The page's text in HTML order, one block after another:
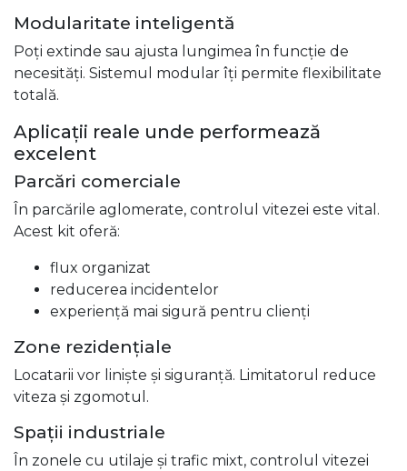
Modularitate inteligentă
Poți extinde sau ajusta lungimea în funcție de
necesități. Sistemul modular îți permite flexibilitate
totală.
Aplicații reale unde performează
excelent
Parcări comerciale
În parcările aglomerate, controlul vitezei este vital.
Acest kit oferă:
flux organizat
reducerea incidentelor
experiență mai sigură pentru clienți
Zone rezidențiale
Locatarii vor liniște și siguranță. Limitatorul reduce
viteza și zgomotul.
Spații industriale
În zonele cu utilaje și trafic mixt, controlul vitezei